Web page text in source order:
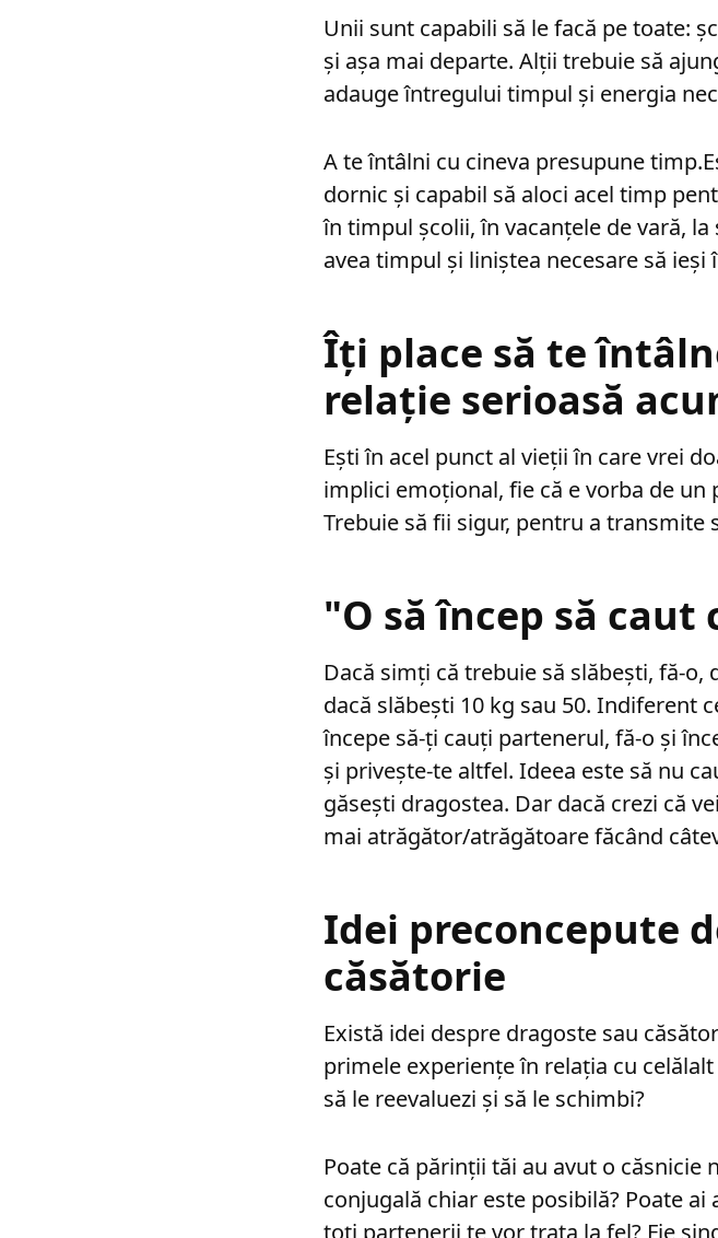
Unii sunt capabili să le facă pe toate:
și așa mai departe. Alții trebuie să
adauge întregului timpul și energia
A te întâlni cu cineva presupune
dornic și capabil să aloci acel timp
în timpul școlii, în vacanțele de vară,
avea timpul și liniștea necesare să ieși
Îți place să te
relație serioasă
Ești în acel punct al vieții în care vrei
implici emoțional, fie că e vorba de
Trebuie să fii sigur, pentru a transmite
"O să încep să caut
Dacă simți că trebuie să slăbești, fă-o,
dacă slăbești 10 kg sau 50. Indiferent
începe să-ți cauți partenerul, fă-o și
și privește-te altfel. Ideea este să nu
găsești dragostea. Dar dacă crezi că
mai atrăgător/atrăgătoare făcând
Idei preconcepute
căsătorie
Există idei despre dragoste sau
primele experiențe în relația cu
să le reevaluezi și să le schimbi?
Poate că părinții tăi au avut o
conjugală chiar este posibilă? Poate